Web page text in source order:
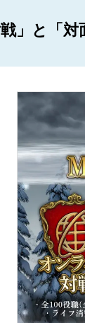
」と「対